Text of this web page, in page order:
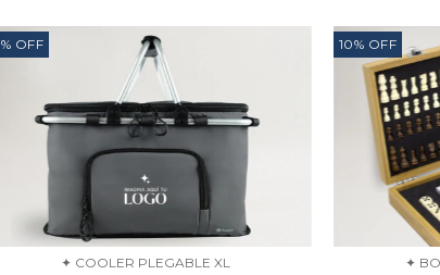
% OFF
✦ COOLER PLEGABLE XL
10% OFF
✦